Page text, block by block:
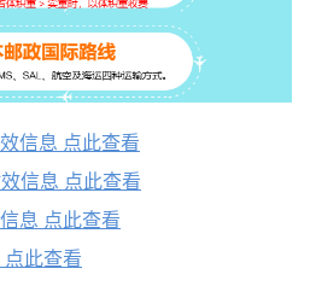
信息 点此查看
信息 点此查看
息 点此查看
此查看